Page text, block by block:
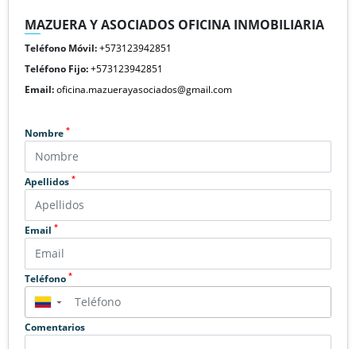
MAZUERA Y ASOCIADOS OFICINA INMOBILIARIA
Teléfono Móvil:+573123942851
Teléfono Fijo:+573123942851
Email:oficina.mazuerayasociados@gmail.com
Nombre *
Apellidos *
Email *
Teléfono *
▼
Comentarios